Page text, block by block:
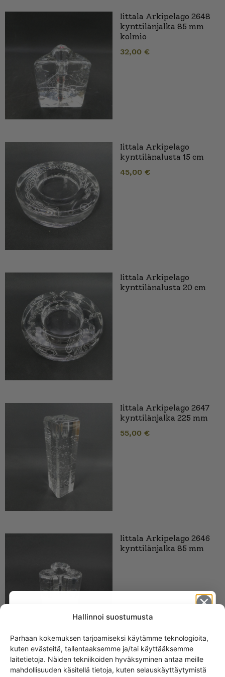
Hallinnoi suostumusta
Parhaan kokemuksen tarjoamiseksi käytämme teknologioita,
kuten evästeitä, tallentaaksemme ja/tai käyttääksemme
laitetietoja. Näiden tekniikoiden hyväksyminen antaa meille
mahdollisuuden käsitellä tietoja, kuten selauskäyttäytymistä
Iittala Arkipelago 2648
kynttilänjalka 85 mm
kolmio
32,00 €
Iittala Arkipelago
kynttilänalusta 15 cm
45,00 €
Iittala Arkipelago
kynttilänalusta 20 cm
Iittala Arkipelago 2647
kynttilänjalka 225 mm
55,00 €
Iittala Arkipelago 2646
kynttilänjalka 85 mm
Iittala Arkipelago
Get -5%
off?